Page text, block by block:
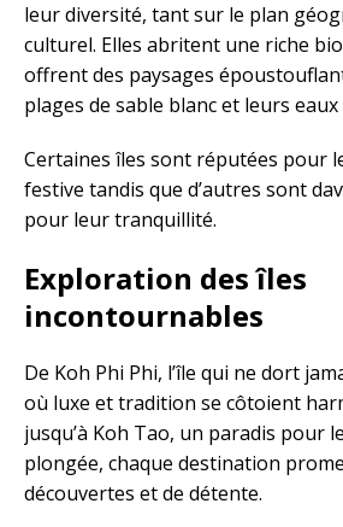
leur diversité, tant sur le plan
culturel. Elles abritent une riche
offrent des paysages
plages de sable blanc et leurs eaux
Certaines îles sont réputées pour
festive tandis que d’autres sont
pour leur tranquillité.
Exploration des îles
incontournables
De Koh Phi Phi, l’île qui ne dort
où luxe et tradition se côtoient
jusqu’à Koh Tao, un paradis pour
plongée, chaque destination
découvertes et de détente.